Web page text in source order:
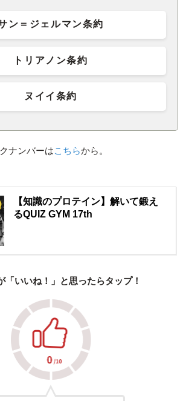
ン＝ジェルマン条約
トリアノン条約
ヌイイ条約
ナンバーはこちらから。
【知識のプロテイン】解いて鍛え
るQUIZ GYM 17th
「いいね！」と思ったらタップ！